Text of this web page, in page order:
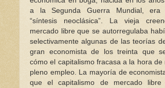
a la Segunda Guerra Mundial, era
“síntesis neoclásica”. La vieja
mercado libre que se autorregulaba
selectivamente algunas de las teorías
gran economista de los treinta que
cómo el capitalismo fracasa a la hora de
pleno empleo. La mayoría de
que el capitalismo de mercado